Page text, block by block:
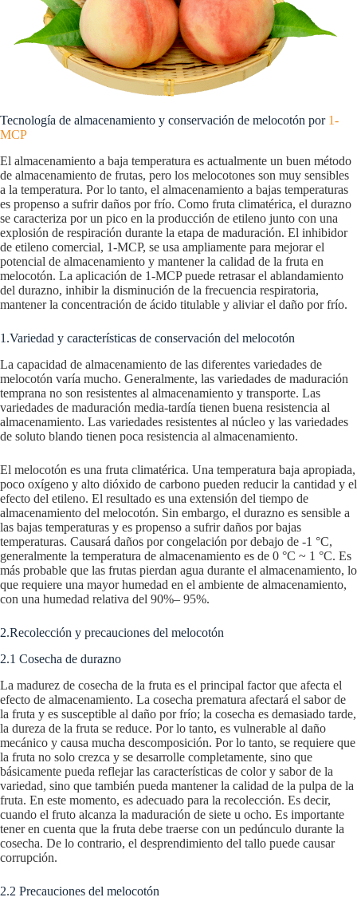
Tecnología de almacenamiento y conservación de melocotón por 1-
MCP
El almacenamiento a baja temperatura es actualmente un buen método
de almacenamiento de frutas, pero los melocotones son muy sensibles
a la temperatura. Por lo tanto, el almacenamiento a bajas temperaturas
es propenso a sufrir daños por frío. Como fruta climatérica, el durazno
se caracteriza por un pico en la producción de etileno junto con una
explosión de respiración durante la etapa de maduración. El inhibidor
de etileno comercial, 1-MCP, se usa ampliamente para mejorar el
potencial de almacenamiento y mantener la calidad de la fruta en
melocotón. La aplicación de 1-MCP puede retrasar el ablandamiento
del durazno, inhibir la disminución de la frecuencia respiratoria,
mantener la concentración de ácido titulable y aliviar el daño por frío.
1.Variedad y características de conservación del melocotón
La capacidad de almacenamiento de las diferentes variedades de
melocotón varía mucho. Generalmente, las variedades de maduración
temprana no son resistentes al almacenamiento y transporte. Las
variedades de maduración media-tardía tienen buena resistencia al
almacenamiento. Las variedades resistentes al núcleo y las variedades
de soluto blando tienen poca resistencia al almacenamiento.
El melocotón es una fruta climatérica. Una temperatura baja apropiada,
poco oxígeno y alto dióxido de carbono pueden reducir la cantidad y el
efecto del etileno. El resultado es una extensión del tiempo de
almacenamiento del melocotón. Sin embargo, el durazno es sensible a
las bajas temperaturas y es propenso a sufrir daños por bajas
temperaturas. Causará daños por congelación por debajo de -1 °C,
generalmente la temperatura de almacenamiento es de 0 °C ~ 1 °C. Es
más probable que las frutas pierdan agua durante el almacenamiento, lo
que requiere una mayor humedad en el ambiente de almacenamiento,
con una humedad relativa del 90%– 95%.
2.Recolección y precauciones del melocotón
2.1 Cosecha de durazno
La madurez de cosecha de la fruta es el principal factor que afecta el
efecto de almacenamiento. La cosecha prematura afectará el sabor de
la fruta y es susceptible al daño por frío; la cosecha es demasiado tarde,
la dureza de la fruta se reduce. Por lo tanto, es vulnerable al daño
mecánico y causa mucha descomposición. Por lo tanto, se requiere que
la fruta no solo crezca y se desarrolle completamente, sino que
básicamente pueda reflejar las características de color y sabor de la
variedad, sino que también pueda mantener la calidad de la pulpa de la
fruta. En este momento, es adecuado para la recolección. Es decir,
cuando el fruto alcanza la maduración de siete u ocho. Es importante
tener en cuenta que la fruta debe traerse con un pedúnculo durante la
cosecha. De lo contrario, el desprendimiento del tallo puede causar
corrupción.
2.2 Precauciones del melocotón